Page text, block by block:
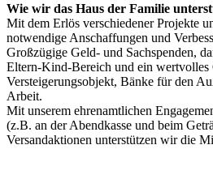
Wie wir das Haus der Familie
Mit dem Erlös verschiedener Projekte
notwendige Anschaffungen und
Großzügige Geld- und Sachspenden,
Eltern-Kind-Bereich und ein wertvolles
Versteigerungsobjekt, Bänke für den
Arbeit.
Mit unserem ehrenamtlichen
(z.B. an der Abendkasse und beim
Versandaktionen unterstützen wir die